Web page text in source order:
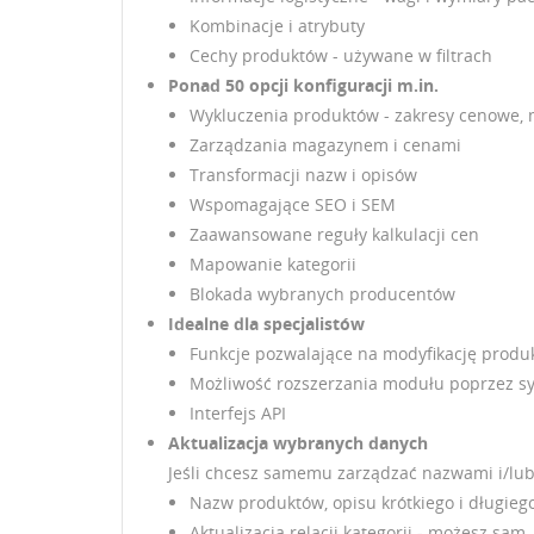
Kombinacje i atrybuty
Cechy produktów - używane w filtrach
Ponad 50 opcji konfiguracji m.in.
Wykluczenia produktów - zakresy
Zarządzania magazynem i cenami
Transformacji nazw i opisów
Wspomagające SEO i SEM
Zaawansowane reguły kalkulacji cen
Mapowanie kategorii
Blokada wybranych producentów
Idealne dla specjalistów
Funkcje pozwalające na modyfikację
Możliwość rozszerzania modułu poprzez
Interfejs API
Aktualizacja wybranych danych
Jeśli chcesz samemu zarządzać nazwami i/
Nazw produktów, opisu krótkiego i